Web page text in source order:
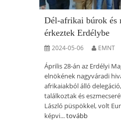
Dél-afrikai búrok és
érkeztek Erdélybe
2024-05-06 EMNT
Április 28-án az Erdélyi
elnökének nagyváradi
afrikaiakból álló
találkoztak és
László püspökkel, volt
képvi...tovább